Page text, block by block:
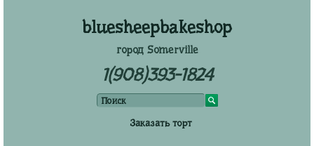
bluesheepbakeshop
город Somerville
1(908)393-1824
Заказать торт